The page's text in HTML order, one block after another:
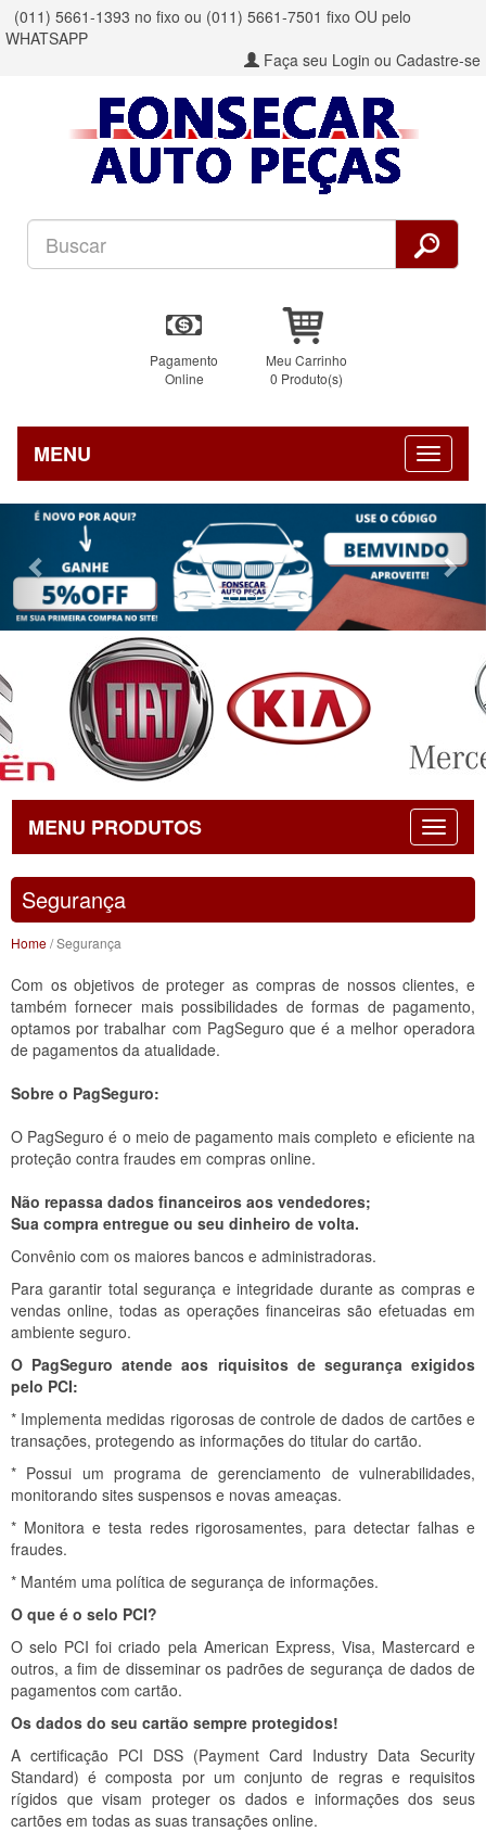
(011) 5661-1393 no fixo ou (011) 5661-7501 fixo OU pelo
WHATSAPP
Faça seu Login ou Cadastre-se
Pagamento
Online
Meu Carrinho
0 Produto(s)
MENU
Previous
MENU PRODUTOS
Segurança
Home/ Segurança
Com os objetivos de proteger as compras de nossos clientes, e
também fornecer mais possibilidades de formas de pagamento,
optamos por trabalhar com PagSeguro que é a melhor operadora
de pagamentos da atualidade.
Sobre o PagSeguro:
O PagSeguro é o meio de pagamento mais completo e eficiente na
proteção contra fraudes em compras online.
Não repassa dados financeiros aos vendedores;
Sua compra entregue ou seu dinheiro de volta.
Convênio com os maiores bancos e administradoras.
Para garantir total segurança e integridade durante as compras e
vendas online, todas as operações financeiras são efetuadas em
ambiente seguro.
O PagSeguro atende aos riquisitos de segurança exigidos
pelo PCI:
* Implementa medidas rigorosas de controle de dados de cartões e
transações, protegendo as informações do titular do cartão.
* Possui um programa de gerenciamento de vulnerabilidades,
monitorando sites suspensos e novas ameaças.
* Monitora e testa redes rigorosamentes, para detectar falhas e
fraudes.
* Mantém uma política de segurança de informações.
O que é o selo PCI?
O selo PCI foi criado pela American Express, Visa, Mastercard e
outros, a fim de disseminar os padrões de segurança de dados de
pagamentos com cartão.
Os dados do seu cartão sempre protegidos!
A certificação PCI DSS (Payment Card Industry Data Security
Standard) é composta por um conjunto de regras e requisitos
rígidos que visam proteger os dados e informações dos seus
cartões em todas as suas transações online.